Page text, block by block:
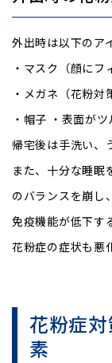
外出時は以下のア
・マスク（顔にフ
・メガネ（花粉対
・帽子 ・表面が
帰宅後は手洗い、
また、十分な睡眠
のバランスを崩し
免疫機能が低下す
花粉症の症状も悪
花粉症
素